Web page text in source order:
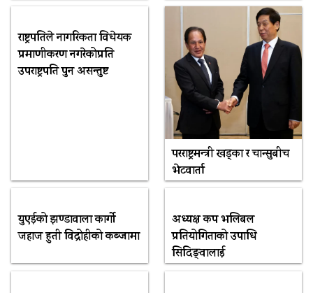
राष्ट्रपतिले नागरिकता विधेयक
प्रमाणीकरण नगरेकोप्रति
उपराष्ट्रपति पुन असन्तुष्ट
परराष्ट्रमन्त्री खड्का र चान्सुबीच
भेटवार्ता
युएईको झण्डावाला कार्गो
जहाज हुती विद्रोहीको कब्जामा
अध्यक्ष कप भलिबल
प्रतियोगिताको उपाधि
सिदिङ्वालाई